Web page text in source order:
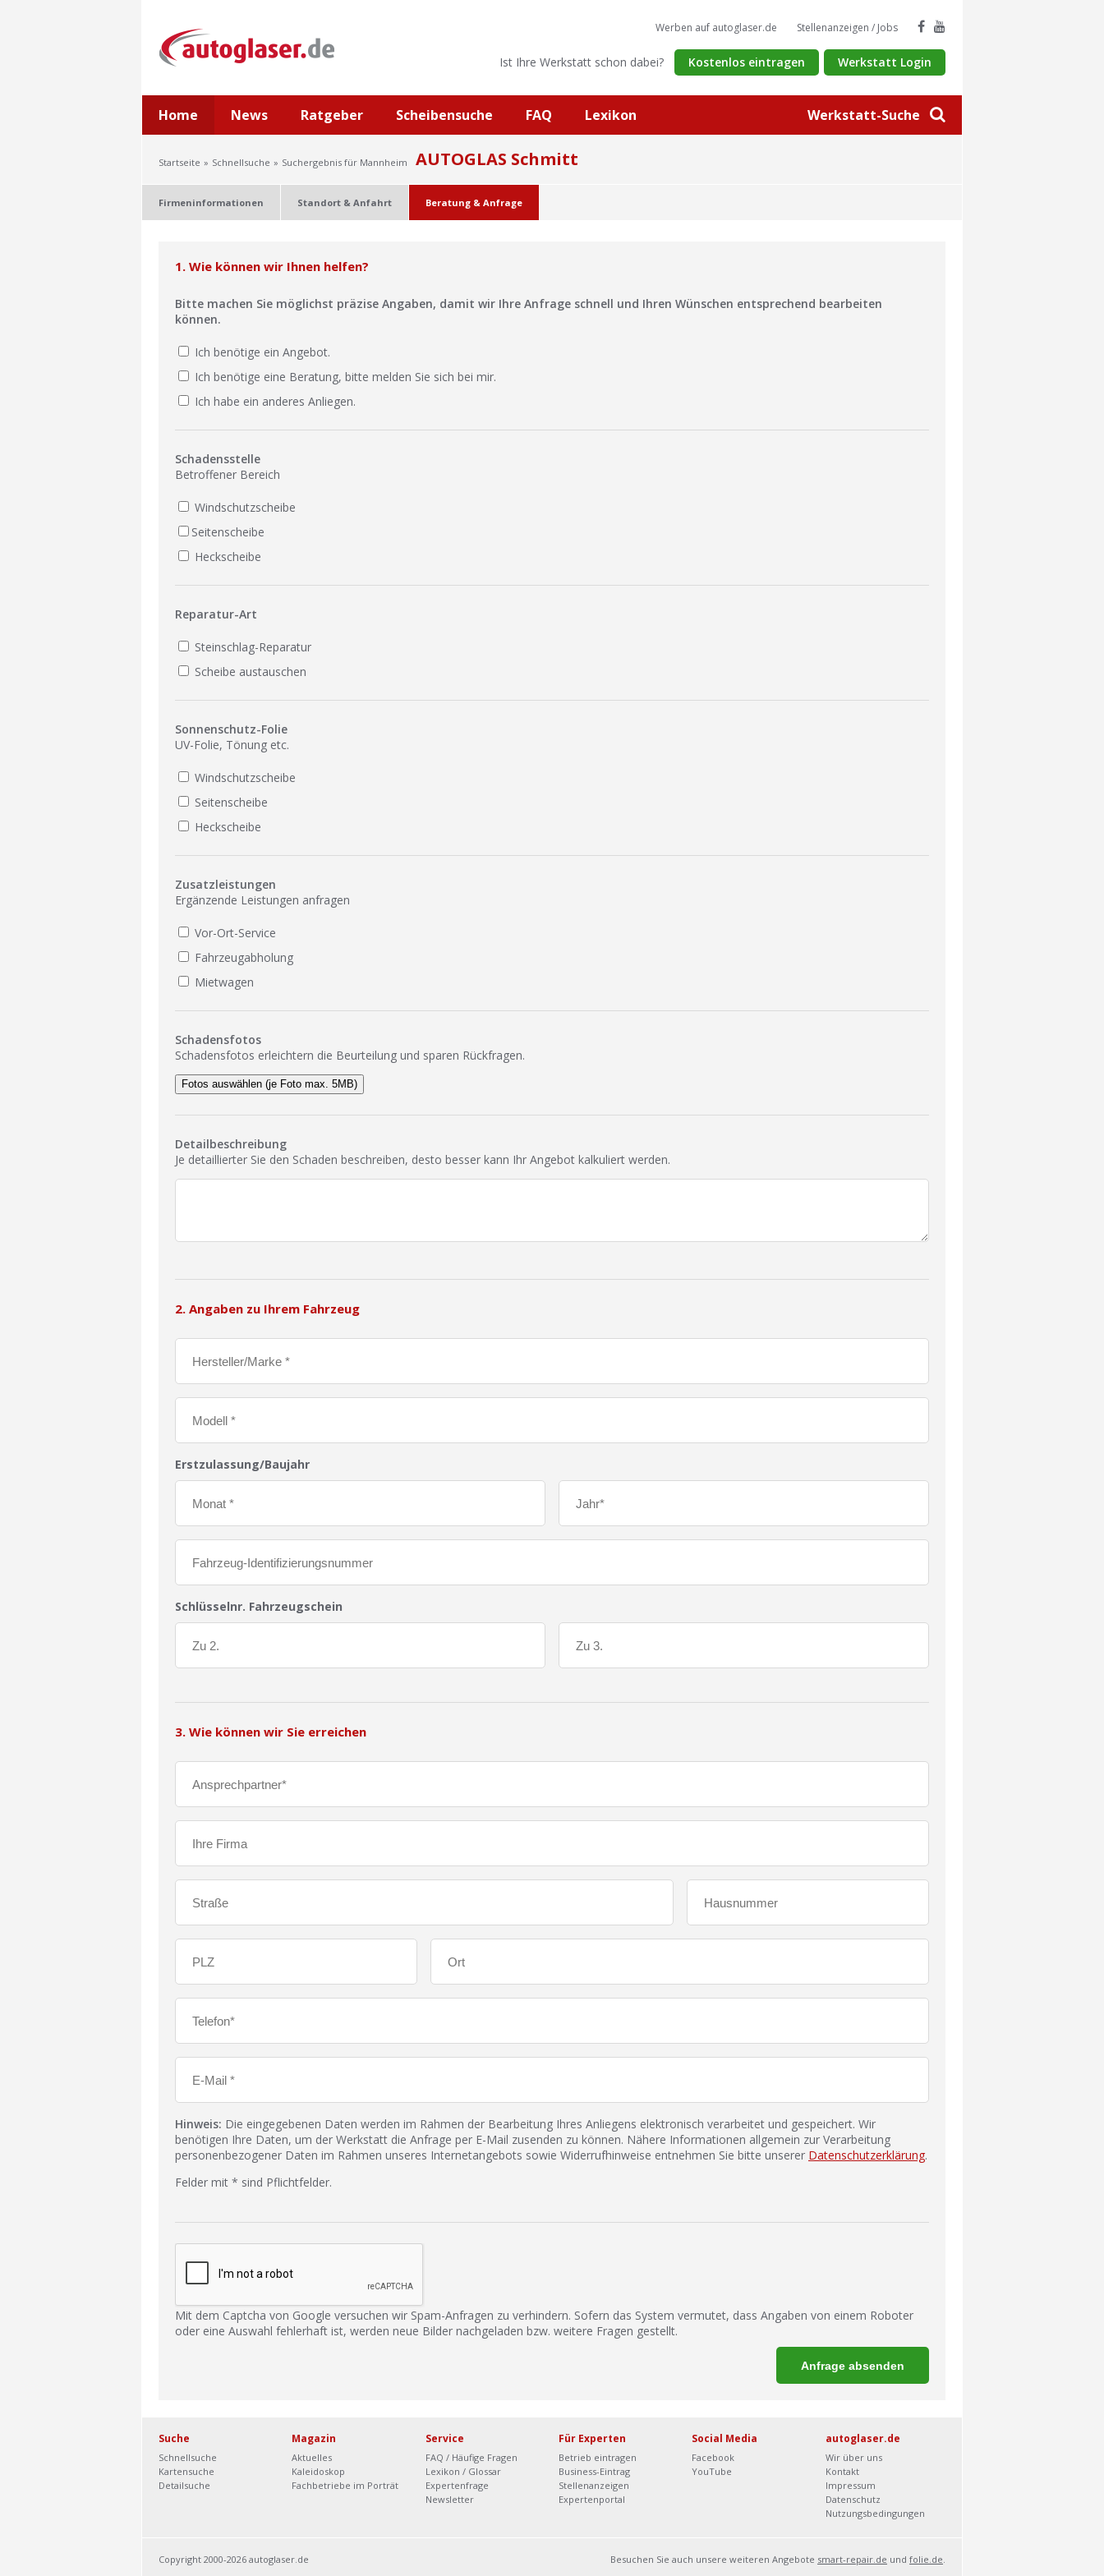
Werkstatt-Suche
Werben auf autoglaser.de Stellenanzeigen / Jobs
Ist Ihre Werkstatt schon dabei? Kostenlos eintragen Werkstatt Login
Home News Ratgeber Scheibensuche FAQ Lexikon
Startseite Schnellsuche Suchergebnis für Mannheim AUTOGLAS Schmitt
Firmeninformationen Standort & Anfahrt Beratung & Anfrage
1. Wie können wir Ihnen helfen?
Bitte machen Sie möglichst präzise Angaben, damit wir Ihre Anfrage schnell und Ihren Wünschen entsprechend bearbeiten
können.
Ich benötige ein Angebot.
Ich benötige eine Beratung, bitte melden Sie sich bei mir.
Ich habe ein anderes Anliegen.
Schadensstelle
Betroffener Bereich
Windschutzscheibe
Seitenscheibe
Heckscheibe
Reparatur-Art
Steinschlag-Reparatur
Scheibe austauschen
Sonnenschutz-Folie
UV-Folie, Tönung etc.
Windschutzscheibe
Seitenscheibe
Heckscheibe
Zusatzleistungen
Ergänzende Leistungen anfragen
Vor-Ort-Service
Fahrzeugabholung
Mietwagen
Schadensfotos
Schadensfotos erleichtern die Beurteilung und sparen Rückfragen.
Fotos auswählen (je Foto max. 5MB)
Detailbeschreibung
Je detaillierter Sie den Schaden beschreiben, desto besser kann Ihr Angebot kalkuliert werden.
2. Angaben zu Ihrem Fahrzeug
Erstzulassung/Baujahr
Schlüsselnr. Fahrzeugschein
3. Wie können wir Sie erreichen
Hinweis: Die eingegebenen Daten werden im Rahmen der Bearbeitung Ihres Anliegens elektronisch verarbeitet und gespeichert. Wir
benötigen Ihre Daten, um der Werkstatt die Anfrage per E-Mail zusenden zu können. Nähere Informationen allgemein zur Verarbeitung
personenbezogener Daten im Rahmen unseres Internetangebots sowie Widerrufhinweise entnehmen Sie bitte unserer Datenschutzerklärung.
Felder mit * sind Pflichtfelder.
Mit dem Captcha von Google versuchen wir Spam-Anfragen zu verhindern. Sofern das System vermutet, dass Angaben von einem Roboter
oder eine Auswahl fehlerhaft ist, werden neue Bilder nachgeladen bzw. weitere Fragen gestellt.
Suche
Schnellsuche
Kartensuche
Detailsuche
Magazin
Aktuelles
Kaleidoskop
Fachbetriebe im Porträt
Service
FAQ / Häufige Fragen
Lexikon / Glossar
Expertenfrage
Newsletter
Für Experten
Betrieb eintragen
Business-Eintrag
Stellenanzeigen
Expertenportal
Social Media
Facebook
YouTube
autoglaser.de
Wir über uns
Kontakt
Impressum
Datenschutz
Nutzungsbedingungen
Copyright 2000-2026 autoglaser.de Besuchen Sie auch unsere weiteren Angebote smart-repair.de und folie.de.